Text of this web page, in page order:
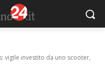
vigile investito da uno scooter,